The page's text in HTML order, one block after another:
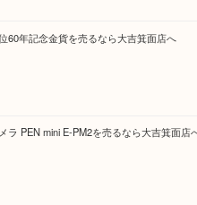
ブログ検索